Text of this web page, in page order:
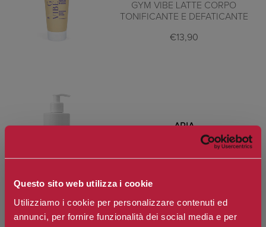
Questo sito web utilizza i cookie
Utilizziamo i cookie per personalizzare contenuti ed
annunci, per fornire funzionalità dei social media e per
GYM VIBE LATTE CORPO
TONIFICANTE E DEFATICANTE
€13,90
ARIA
LATTE CORPO ESSENZE DI FIORI &